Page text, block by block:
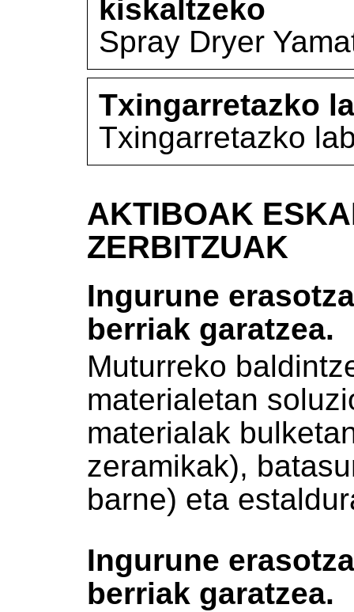
kiskaltzeko
Spray Dryer
Txingarretazko
Txingarretazko
AKTIBOAK
ZERBITZUAK
Ingurune
berriak garatzea.
Muturreko
materialetan
materialak
zeramikak),
barne) eta
Ingurune
berriak garatzea.